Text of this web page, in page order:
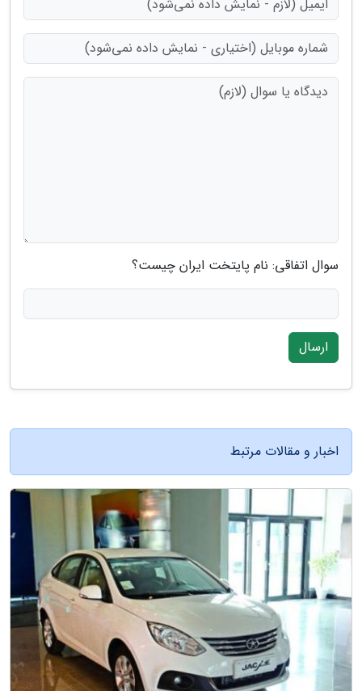
سوال اتفاقی: نام پایتخت ایران چیست؟
ارسال
اخبار و مقالات مرتبط